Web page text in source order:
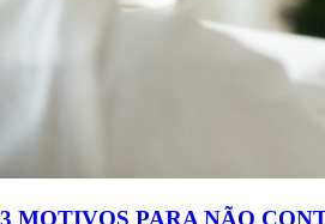
3 MOTIVOS PARA NÃO